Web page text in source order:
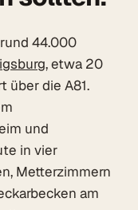
44.000
, etwa 20
über die A81.
und
in vier
Metterzimmern
am